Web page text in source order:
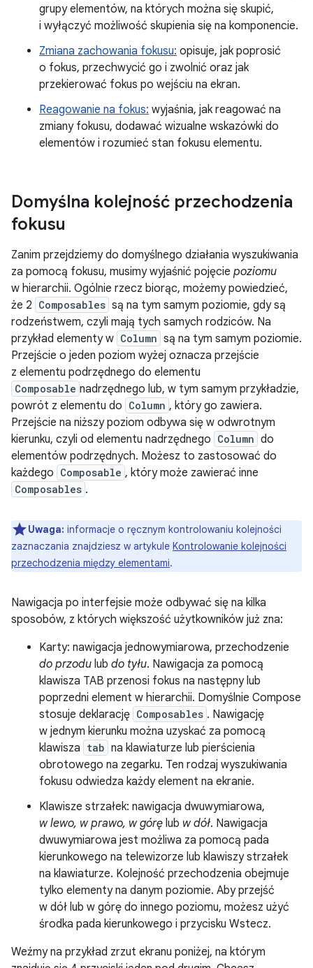
grupy elementów, na których można się skupić,
i wyłączyć możliwość skupienia się na komponencie.
Zmiana zachowania fokusu: opisuje, jak poprosić
o fokus, przechwycić go i zwolnić oraz jak
przekierować fokus po wejściu na ekran.
Reagowanie na fokus: wyjaśnia, jak reagować na
zmiany fokusu, dodawać wizualne wskazówki do
elementów i rozumieć stan fokusu elementu.
Domyślna kolejność przechodzenia
fokusu
Zanim przejdziemy do domyślnego działania wyszukiwania
za pomocą fokusu, musimy wyjaśnić pojęcie poziomu
w hierarchii. Ogólnie rzecz biorąc, możemy powiedzieć,
że 2 Composables są na tym samym poziomie, gdy są
rodzeństwem, czyli mają tych samych rodziców. Na
przykład elementy w Column są na tym samym poziomie.
Przejście o jeden poziom wyżej oznacza przejście
z elementu podrzędnego do elementu
Composable nadrzędnego lub, w tym samym przykładzie,
powrót z elementu do Column , który go zawiera.
Przejście na niższy poziom odbywa się w odwrotnym
kierunku, czyli od elementu nadrzędnego Column do
elementów podrzędnych. Możesz to zastosować do
każdego Composable , który może zawierać inne
Composables .
Uwaga: informacje o ręcznym kontrolowaniu kolejności
zaznaczania znajdziesz w artykule Kontrolowanie kolejności
przechodzenia między elementami.
Nawigacja po interfejsie może odbywać się na kilka
sposobów, z których większość użytkowników już zna:
Karty: nawigacja jednowymiarowa, przechodzenie
do przodu lub do tyłu. Nawigacja za pomocą
klawisza TAB przenosi fokus na następny lub
poprzedni element w hierarchii. Domyślnie Compose
stosuje deklarację Composables . Nawigację
w jednym kierunku można uzyskać za pomocą
klawisza tab na klawiaturze lub pierścienia
obrotowego na zegarku. Ten rodzaj wyszukiwania
fokusu odwiedza każdy element na ekranie.
Klawisze strzałek: nawigacja dwuwymiarowa,
w lewo, w prawo, w górę lub w dół. Nawigacja
dwuwymiarowa jest możliwa za pomocą pada
kierunkowego na telewizorze lub klawiszy strzałek
na klawiaturze. Kolejność przechodzenia obejmuje
tylko elementy na danym poziomie. Aby przejść
w dół lub w górę do innego poziomu, możesz użyć
środka pada kierunkowego i przycisku Wstecz.
Weźmy na przykład zrzut ekranu poniżej, na którym